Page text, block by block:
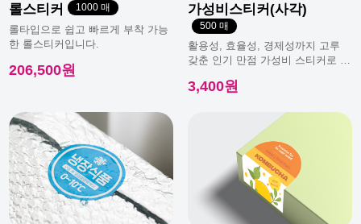
롤스티커 1000 매
롤타입으로 쉽고 빠르게 부착 가능
한 롤스티커입니다.
206,500원
가성비스티커(사각)
500 매
활용성, 효율성, 경제성까지 고루
갖춘 인기 만점 가성비 스티커로 일
3,400원